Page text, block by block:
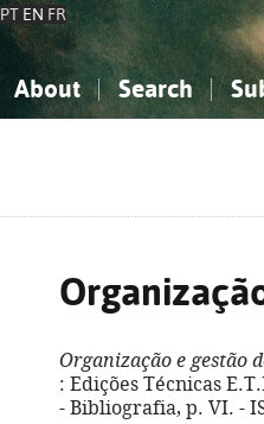
PT EN FR
About Search
Organização e gestão
: Edições Técnicas
- Bibliografia, p. VI. -